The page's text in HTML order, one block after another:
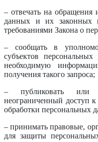
– отвечать на обращения
данных и их законных
требованиями Закона о
– сообщать в
субъектов
необходимую
получения такого запроса;
– публиковать или
неограниченный доступ
обработки персональных
– принимать правовые,
для защиты